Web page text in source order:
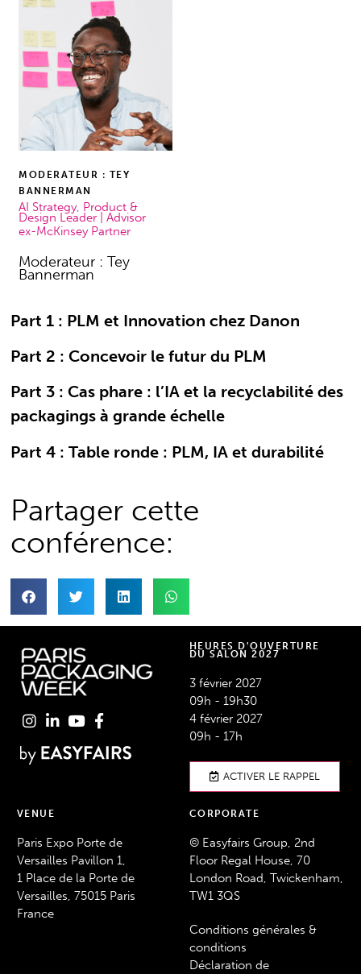
MODERATEUR : TEY
BANNERMAN
AI Strategy, Product &
Design Leader | Advisor
ex-McKinsey Partner
Moderateur : Tey
Bannerman
Part 1 : PLM et Innovation chez Danon
Part 2 : Concevoir le futur du PLM
Part 3 : Cas phare : l’IA et la recyclabilité des
packagings à grande échelle
Part 4 : Table ronde : PLM, IA et durabilité
Partager cette
conférence:
HEURES D'OUVERTURE
DU SALON 2027
3 février 2027
09h - 19h30
4 février 2027
09h - 17h
ACTIVER LE RAPPEL
VENUE
Paris Expo Porte de
Versailles Pavillon 1,
1 Place de la Porte de
Versailles, 75015 Paris
France
CORPORATE
© Easyfairs Group, 2nd
Floor Regal House, 70
London Road, Twickenham,
TW1 3QS
Conditions générales &
conditions
Déclaration de